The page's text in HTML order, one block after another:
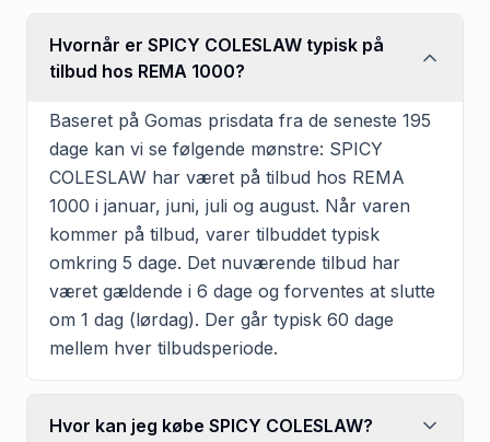
Hvornår er SPICY COLESLAW typisk på
tilbud hos REMA 1000?
Baseret på Gomas prisdata fra de seneste 195
dage kan vi se følgende mønstre: SPICY
COLESLAW har været på tilbud hos REMA
1000 i januar, juni, juli og august. Når varen
kommer på tilbud, varer tilbuddet typisk
omkring 5 dage. Det nuværende tilbud har
været gældende i 6 dage og forventes at slutte
om 1 dag (lørdag). Der går typisk 60 dage
mellem hver tilbudsperiode.
Hvor kan jeg købe SPICY COLESLAW?